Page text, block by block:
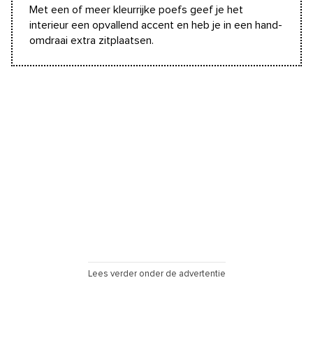
Met een of meer kleurrijke poefs geef je het
interieur een opvallend accent en heb je in een hand­
omdraai extra zitplaatsen.
Lees verder onder de advertentie